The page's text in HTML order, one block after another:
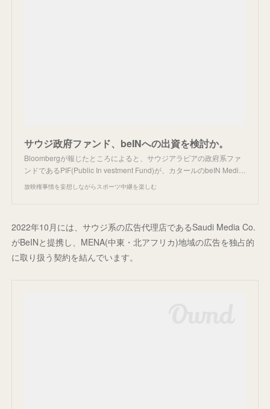
サウジ政府ファンド、beINへの出資を検討か。
Bloombergが報じたところによると、サウジアラビアの政府系ファ
ンドであるPIF(Public In vestment Fund)が、カタールのbeIN Medi…
放映権事情を妄想しながらスポーツ中継を楽しむ
2022年10月には、サウジ系の広告代理店であるSaudi Media Co.
がBeINと提携し、MENA(中東・北アフリカ)地域の広告を独占的
に取り扱う契約を結んでいます。